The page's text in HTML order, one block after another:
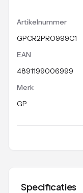
Artikelnummer
GPCR2PRO999C1
EAN
4891199006999
Merk
GP
Specificaties